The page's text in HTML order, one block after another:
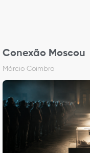
Conexão Moscou
Márcio Coimbra